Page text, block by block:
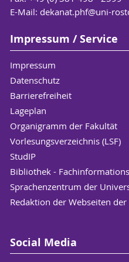
Modulhandbuch
Studien- und
BA Geschichte
Fachanhang zur
Fachanhang
Modulhandbuch
Studien- und
BA Graezistik
Fachanhang zur
Studien- und
E-Mail: dekanat.phf@uni-
Impressum / Service
Impressum
Datenschutz
Barrierefreiheit
Lageplan
Organigramm der Fakultät
Vorlesungsverzeichnis (LSF)
StudIP
Bibliothek -
Sprachenzentrum der
Redaktion der Webseiten der
Social Media